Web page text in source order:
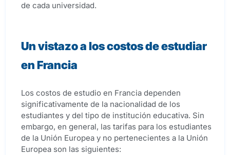
de cada universidad.
Un vistazo a los costos de estudiar
en Francia
Los costos de estudio en Francia dependen
significativamente de la nacionalidad de los
estudiantes y del tipo de institución educativa. Sin
embargo, en general, las tarifas para los estudiantes
de la Unión Europea y no pertenecientes a la Unión
Europea son las siguientes: